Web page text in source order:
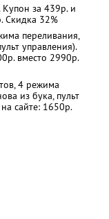
за 439р. и
Скидка 32%
переливания,
управления).
вместо 2990р.
4 режима
из бука, пульт
сайте: 1650р.